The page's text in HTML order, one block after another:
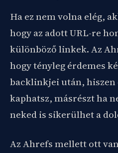
Ha ez nem volna elég,
hogy az adott URL-re
különböző linkek. Az
hogy tényleg érdemes
backlinkjei után, hiszen
kaphatsz, másrészt ha
neked is sikerülhet a
Az Ahrefs mellett ott